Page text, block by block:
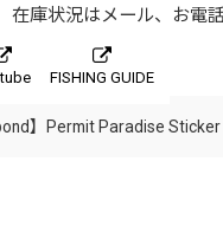
在庫状況はメール、お電
FISHING GUIDE
】Permit Paradise Sticker